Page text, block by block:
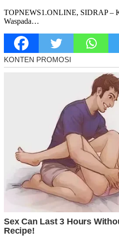
TOPNEWS1.ONLINE, SIDRAP –
Waspada…